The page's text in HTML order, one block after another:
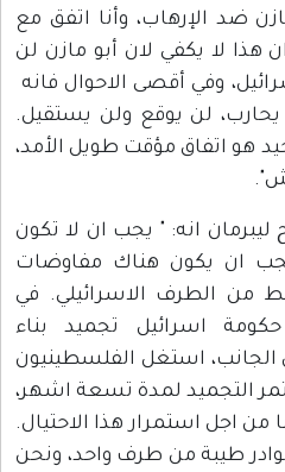
ضد الإرهاب، وأنا اتفق مع
هذا لا يكفي لان أبو مازن لن
وفي أقصى الاحوال فانه
لن يوقع ولن يستقيل.
هو اتفاق مؤقت طويل الأمد،
انه: " يجب ان لا تكون
ان يكون هناك مفاوضات
من الطرف الاسرائيلي. في
اسرائيل تجميد بناء
استغل الفلسطينيون
التجميد لمدة تسعة اشهر،
اجل استمرار هذا الاحتيال.
طيبة من طرف واحد، ونحن